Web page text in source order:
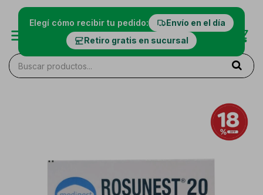
Elegí cómo recibir tu pedido:
Envío en el día
Retiro gratis en sucursal